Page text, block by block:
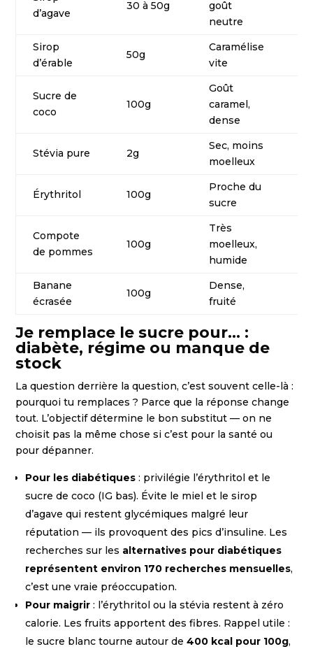
d’agave
30 à 50g
goût
neutre
Sirop
d’érable
50g
Caramélise
vite
Sucre de
coco
100g
Goût
caramel,
dense
Stévia pure 2g
Sec, moins
moelleux
Érythritol 100g
Proche du
sucre
Compote
de pommes
100g
Très
moelleux,
humide
Banane
écrasée
100g
Dense,
fruité
Je remplace le sucre pour… :
diabète, régime ou manque de
stock
La question derrière la question, c’est souvent celle-là :
pourquoi tu remplaces ? Parce que la réponse change
tout. L’objectif détermine le bon substitut — on ne
choisit pas la même chose si c’est pour la santé ou
pour dépanner.
Pour les diabétiques : privilégie l’érythritol et le
sucre de coco (IG bas). Évite le miel et le sirop
d’agave qui restent glycémiques malgré leur
réputation — ils provoquent des pics d’insuline. Les
recherches sur les alternatives pour diabétiques
représentent environ 170 recherches mensuelles,
c’est une vraie préoccupation.
Pour maigrir : l’érythritol ou la stévia restent à zéro
calorie. Les fruits apportent des fibres. Rappel utile :
le sucre blanc tourne autour de400 kcal pour 100g,